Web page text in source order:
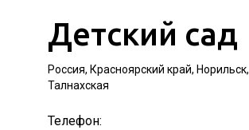
Детский сад
Россия, Красноярский край, Норильск,
Талнахская
Телефон: